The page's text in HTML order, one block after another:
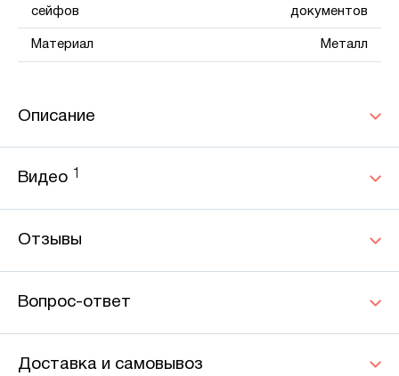
сейфов
документов
Материал Металл
Описание
Видео
Отзывы
Вопрос-ответ
Доставка и самовывоз